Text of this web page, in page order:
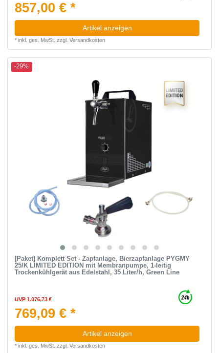
857,00 € *
Artikel anzeigen
* inkl. ges. MwSt. zzgl. Versandkosten
-29%
[Paket] Komplett Set - Zapfanlage, Bierzapfanlage PYGMY
25/K LIMITED EDITION mit Membranpumpe, 1-leitig
Trockenkühlgerät aus Edelstahl, 35 Liter/h, Green Line
UVP 1.076,73 €
769,09 € *
Artikel anzeigen
* inkl. ges. MwSt. zzgl. Versandkosten